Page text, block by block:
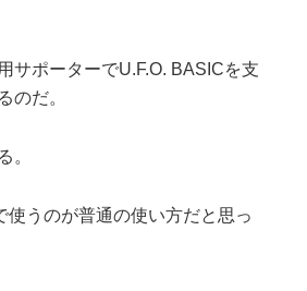
サポーターでU.F.O. BASICを支
のだ。
。
使うのが普通の使い方だと思っ